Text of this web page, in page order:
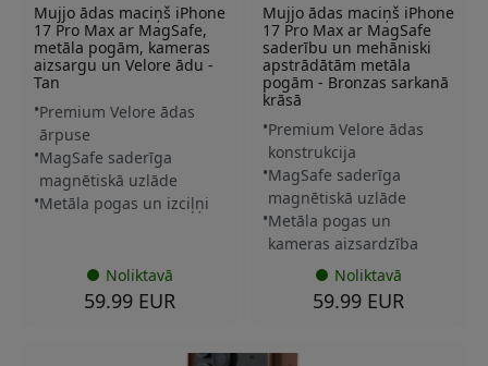
Mujjo ādas maciņš iPhone
17 Pro Max ar MagSafe,
metāla pogām, kameras
aizsargu un Velore ādu -
Tan
Premium Velore ādas
ārpuse
MagSafe saderīga
magnētiskā uzlāde
Metāla pogas un izciļņi
Noliktavā
59.99 EUR
Mujjo ādas maciņš iPhone
17 Pro Max ar MagSafe
saderību un mehāniski
apstrādātām metāla
pogām - Bronzas sarkanā
krāsā
Premium Velore ādas
konstrukcija
MagSafe saderīga
magnētiskā uzlāde
Metāla pogas un
kameras aizsardzība
Noliktavā
59.99 EUR